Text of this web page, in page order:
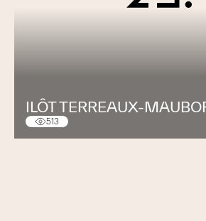
ILÔT TERREAUX-
513